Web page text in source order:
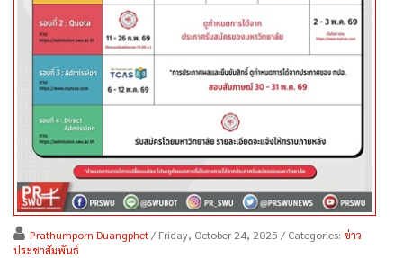
Prathumporn Duangphet / Friday, October 24, 2025 / Categories: ข่าว
ประชาสัมพันธ์